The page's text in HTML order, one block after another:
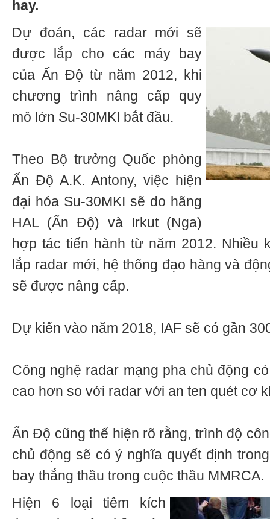
hay.
Dự đoán, các radar mới sẽ
được lắp cho các máy bay
của Ấn Độ từ năm 2012, khi
chương trình nâng cấp quy
mô lớn Su-30MKI bắt đầu.
Theo Bộ trưởng Quốc phòng
Ấn Độ A.K. Antony, việc hiện
đại hóa Su-30MKI sẽ do hãng
HAL (Ấn Độ) và Irkut (Nga)
hợp tác tiến hành từ năm 2012. Nhiều
lắp radar mới, hệ thống đạo hàng và
sẽ được nâng cấp.
Dự kiến vào năm 2018, IAF sẽ có gần
Công nghệ radar mạng pha chủ động
cao hơn so với radar với an ten quét cơ
Ấn Độ cũng thể hiện rõ rằng, trình độ
chủ động sẽ có ý nghĩa quyết định
bay thắng thầu trong cuộc thầu MMRCA.
Hiện 6 loại tiêm kích